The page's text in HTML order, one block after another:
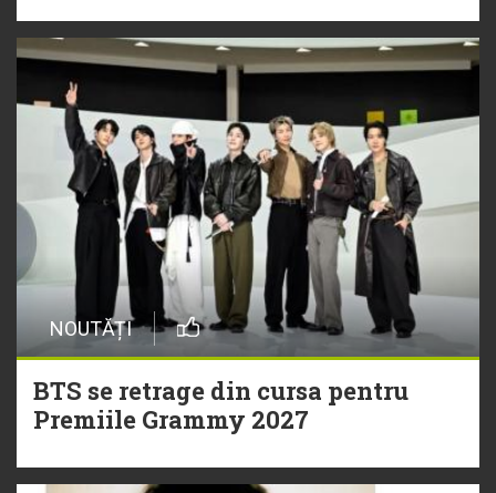
NOUTĂȚI
BTS se retrage din cursa pentru
Premiile Grammy 2027